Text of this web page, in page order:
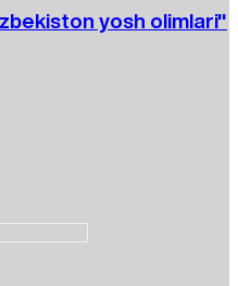
yosh olimlari"